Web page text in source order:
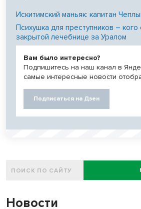
Искитимский маньяк: капитан
Психушка для преступников –
закрытой лечебнице за Уралом
Вам было интересно?
Подпишитесь на наш канал в
самые интересные новости
Подписаться на Дзен
Новости